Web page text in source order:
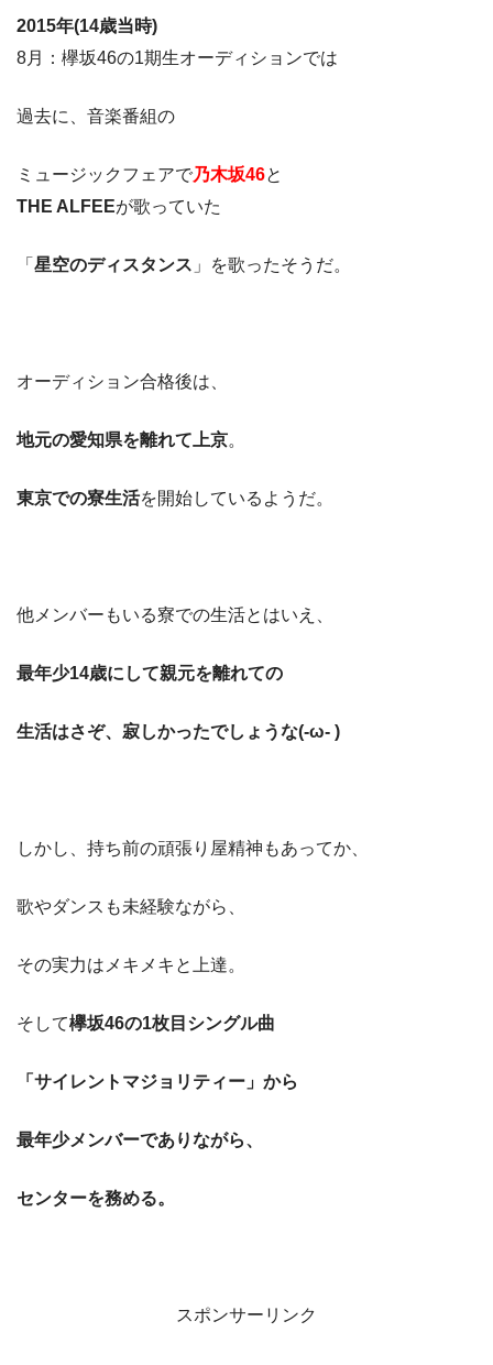
2015年(14歳当時)
8月：欅坂46の1期生オーディションでは
過去に、音楽番組の
ミュージックフェアで乃木坂46と
THE ALFEEが歌っていた
「 星空のディスタンス 」を歌ったそうだ。
オーディション合格後は、
地元の愛知県を離れて上京。
東京での寮生活を開始しているようだ。
他メンバーもいる寮での生活とはいえ、
最年少14歳にして親元を離れての
生活はさぞ、寂しかったでしょうな(-ω- )
しかし、持ち前の頑張り屋精神もあってか、
歌やダンスも未経験ながら、
その実力はメキメキと上達。
そして欅坂46の1枚目シングル曲
「サイレントマジョリティー」から
最年少メンバーでありながら、
センターを務める。
スポンサーリンク